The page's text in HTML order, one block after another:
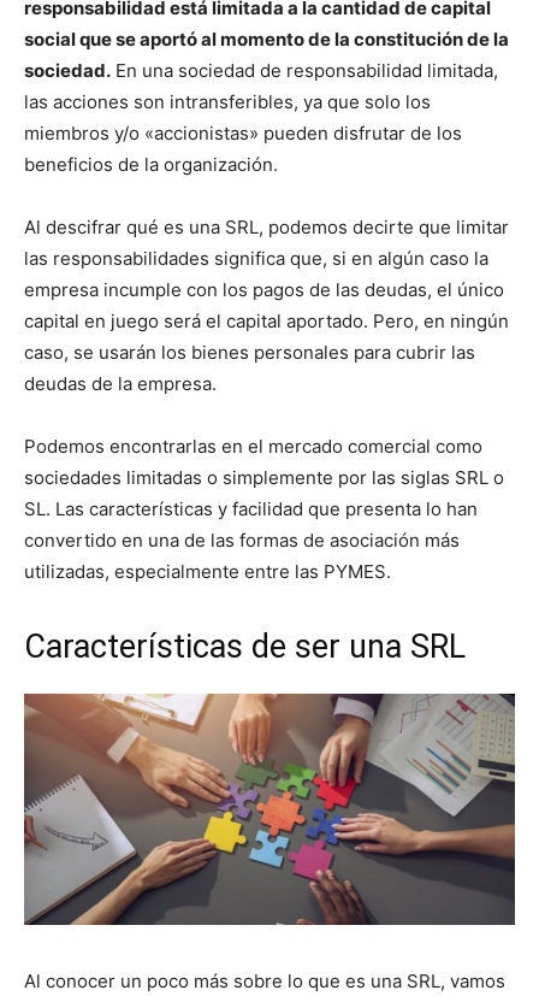
responsabilidad está limitada a la cantidad de capital
social que se aportó al momento de la constitución de la
sociedad. En una sociedad de responsabilidad limitada,
las acciones son intransferibles, ya que solo los
miembros y/o «accionistas» pueden disfrutar de los
beneficios de la organización.
Al descifrar qué es una SRL, podemos decirte que limitar
las responsabilidades significa que, si en algún caso la
empresa incumple con los pagos de las deudas, el único
capital en juego será el capital aportado. Pero, en ningún
caso, se usarán los bienes personales para cubrir las
deudas de la empresa.
Podemos encontrarlas en el mercado comercial como
sociedades limitadas o simplemente por las siglas SRL o
SL. Las características y facilidad que presenta lo han
convertido en una de las formas de asociación más
utilizadas, especialmente entre las PYMES.
Características de ser una SRL
Al conocer un poco más sobre lo que es una SRL, vamos